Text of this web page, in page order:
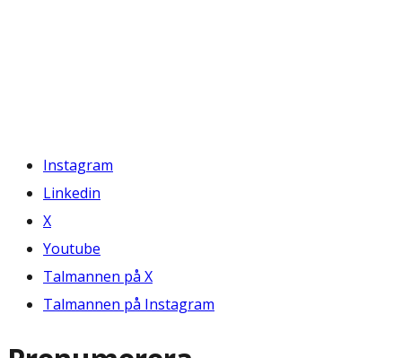
Instagram
Linkedin
X
Youtube
Talmannen på X
Talmannen på Instagram